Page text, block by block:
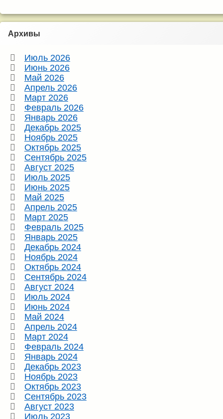
Архивы
Июль 2026
Июнь 2026
Май 2026
Апрель 2026
Март 2026
Февраль 2026
Январь 2026
Декабрь 2025
Ноябрь 2025
Октябрь 2025
Сентябрь 2025
Август 2025
Июль 2025
Июнь 2025
Май 2025
Апрель 2025
Март 2025
Февраль 2025
Январь 2025
Декабрь 2024
Ноябрь 2024
Октябрь 2024
Сентябрь 2024
Август 2024
Июль 2024
Июнь 2024
Май 2024
Апрель 2024
Март 2024
Февраль 2024
Январь 2024
Декабрь 2023
Ноябрь 2023
Октябрь 2023
Сентябрь 2023
Август 2023
Июль 2023